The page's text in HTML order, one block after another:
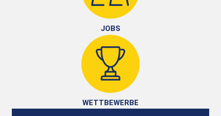
JOBS
WETTBEWERBE